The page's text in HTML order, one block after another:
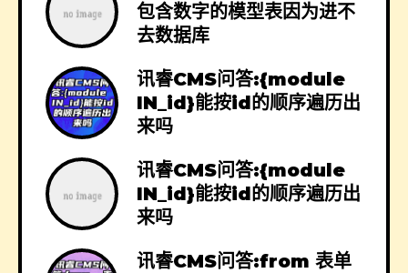
包含数字的模型表因为进不
去数据库
讯睿CMS问答:{module
IN_id}能按id的顺序遍历出
来吗
讯睿CMS问答:{module
IN_id}能按id的顺序遍历出
来吗
讯睿CMS问答:from 表单